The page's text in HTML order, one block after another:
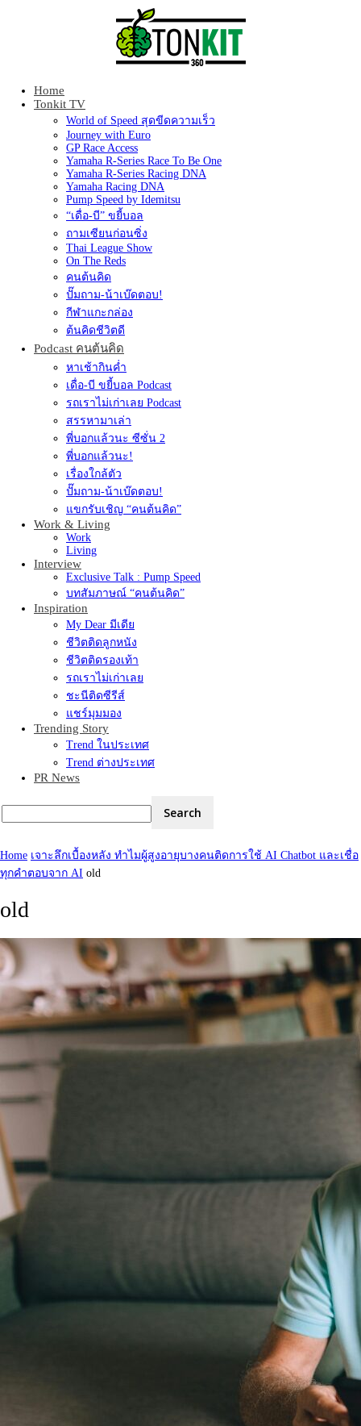
Home
Tonkit TV
World of Speed สุดขีดความเร็ว
Journey with Euro
GP Race Access
Yamaha R-Series Race To Be One
Yamaha R-Series Racing DNA
Yamaha Racing DNA
Pump Speed by Idemitsu
“เดื่อ-บี” ขยี้บอล
ถามเซียนก่อนซิ่ง
Thai League Show
On The Reds
คนต้นคิด
ปั๊มถาม-น้าเบ๊ดตอบ!
กีฬาแกะกล่อง
ต้นคิดชีวิตดี
Podcast คนต้นคิด
หาเช้ากินค่ำ
เดื่อ-บี ขยี้บอล Podcast
รถเราไม่เก่าเลย Podcast
สรรหามาเล่า
พี่บอกแล้วนะ ซีซั่น 2
พี่บอกแล้วนะ!
เรื่องใกล้ตัว
ปั๊มถาม-น้าเบ๊ดตอบ!
แขกรับเชิญ “คนต้นคิด”
Work & Living
Work
Living
Interview
Exclusive Talk : Pump Speed
บทสัมภาษณ์ “คนต้นคิด”
Inspiration
My Dear มีเดีย
ชีวิตติดลูกหนัง
ชีวิตติดรองเท้า
รถเราไม่เก่าเลย
ชะนีติดซีรีส์
แชร์มุมมอง
Trending Story
Trend ในประเทศ
Trend ต่างประเทศ
PR News
Home เจาะลึกเบื้องหลัง ทำไมผู้สูงอายุบางคนติดการใช้ AI Chatbot และเชื่อ
ทุกคำตอบจาก AI old
old